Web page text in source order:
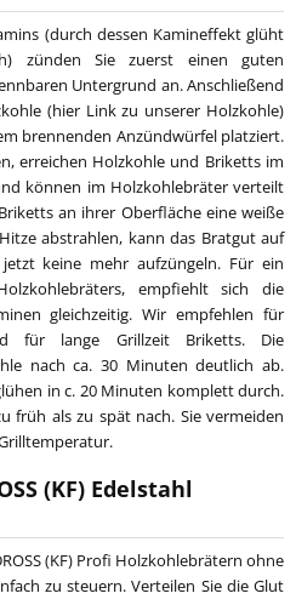
(durch dessen Kamineffekt glüht
zünden Sie zuerst einen guten
Untergrund an. Anschließend
(hier Link zu unserer Holzkohle)
brennenden Anzündwürfel platziert.
erreichen Holzkohle und Briketts im
können im Holzkohlebräter verteilt
an ihrer Oberfläche eine weiße
abstrahlen, kann das Bratgut auf
keine mehr aufzüngeln. Für ein
empfiehlt sich die
gleichzeitig. Wir empfehlen für
für lange Grillzeit Briketts. Die
nach ca. 30 Minuten deutlich ab.
in c. 20 Minuten komplett durch.
früh als zu spät nach. Sie vermeiden
(KF) Edelstahl
(KF) Profi Holzkohlebrätern ohne
zu steuern. Verteilen Sie die Glut